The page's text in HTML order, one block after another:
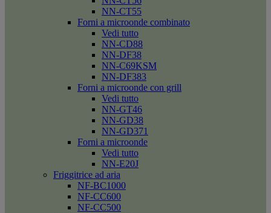
NN-CT55
Forni a microonde combinato
Vedi tutto
NN-CD88
NN-DF38
NN-C69KSM
NN-DF383
Forni a microonde con grill
Vedi tutto
NN-GT46
NN-GD38
NN-GD371
Forni a microonde
Vedi tutto
NN-E20J
Friggitrice ad aria
NF-BC1000
NF-CC600
NF-CC500